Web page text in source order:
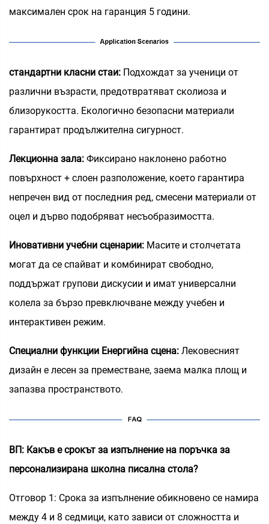
максимален срок на гаранция 5 години.
стандартни класни стаи: Подхождат за ученици от
различни възрасти, предотвратяват сколиоза и
близорукостта. Екологично безопасни материали
гарантират продължителна сигурност.
Лекционна зала: Фиксирано наклонено работно
повърхност + слоен разположение, което гарантира
непречен вид от последния ред, смесени материали от
оцел и дърво подобряват несъобразимостта.
Иновативни учебни сценарии: Масите и столчетата
могат да се спайват и комбинират свободно,
поддържат групови дискусии и имат универсални
колела за бързо превключване между учебен и
интерактивен режим.
Специални функции Енергийна сцена: Лековесният
дизайн е лесен за преместване, заема малка площ и
запазва пространството.
ВП: Какъв е срокът за изпълнение на поръчка за
персонализирана школна писална стола?
Отговор 1: Срока за изпълнение обикновено се намира
между 4 и 8 седмици, като зависи от сложността и